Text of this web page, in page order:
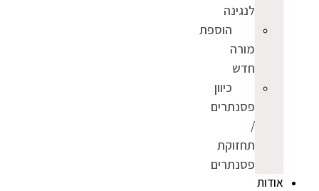
לנגינה
הוספת
מורה
חדש
כיוון
פסנתרים
/
תחזוקת
פסנתרים
אודות